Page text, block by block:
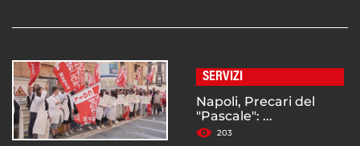
SERVIZI
Napoli, Precari del
"Pascale": ...
203